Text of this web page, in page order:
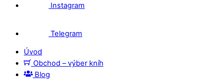
Instagram
Telegram
Úvod
Obchod – výber kníh
Blog